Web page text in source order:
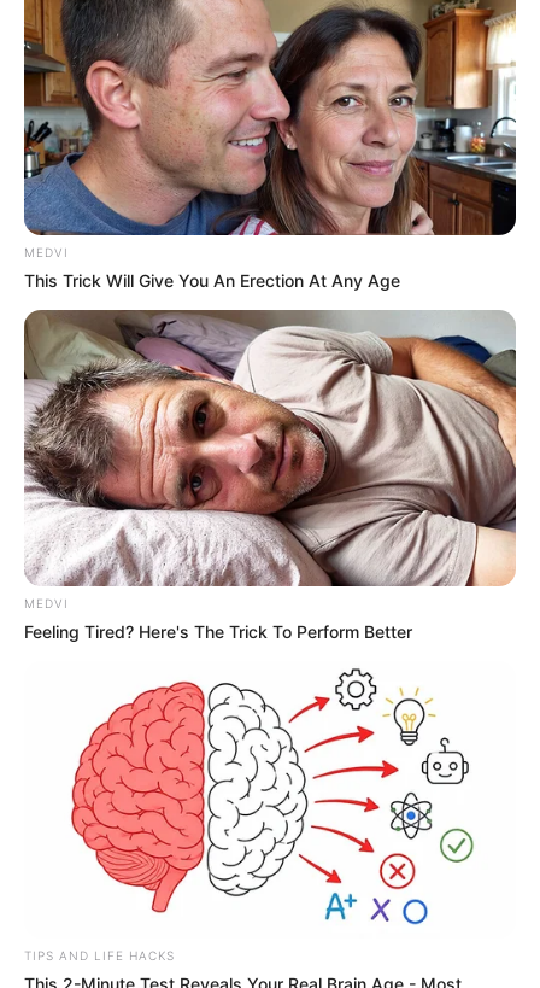
MEDVI
This Trick Will Give You An Erection At Any Age
MEDVI
Feeling Tired? Here's The Trick To Perform Better
TIPS AND LIFE HACKS
This 2-Minute Test Reveals Your Real Brain Age - Most